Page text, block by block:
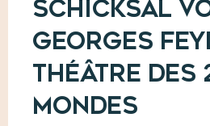
Schicksal
Georges
Théâtre des
Mondes